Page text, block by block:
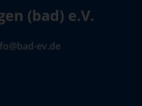
(bad) e.V.
ev.de